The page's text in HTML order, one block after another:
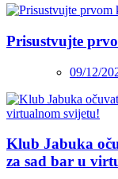
Prisustvujte
09/12/
Klub Jabuka
za sad bar u